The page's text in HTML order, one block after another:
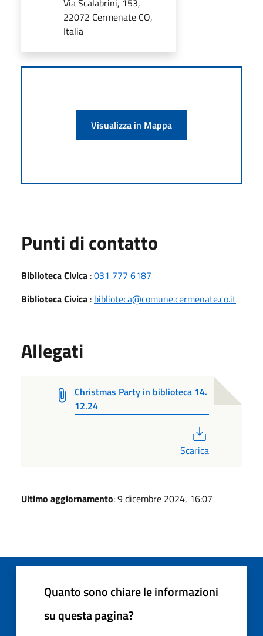
22072 Cermenate CO,
Italia
Visualizza in Mappa
Punti di contatto
Biblioteca Civica :031 777 6187
Biblioteca Civica : biblioteca@comune.cermenate.co.it
Allegati
Christmas Party in biblioteca 14.
12.24
Scarica
Ultimo aggiornamento: 9 dicembre 2024, 16:07
Quanto sono chiare le informazioni
su questa pagina?